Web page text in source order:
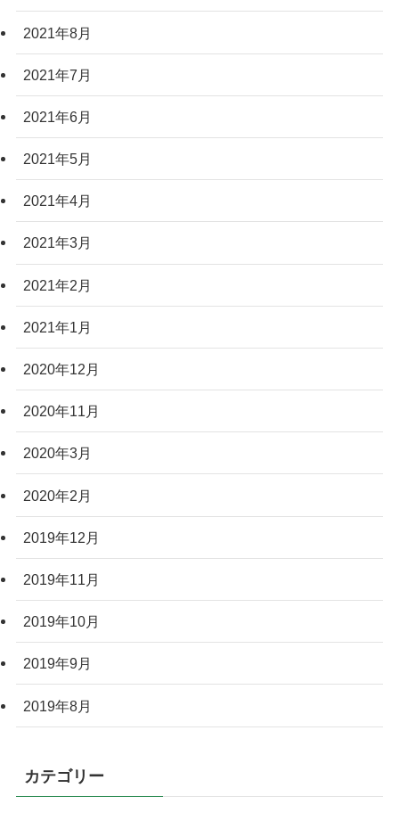
2021年8月
2021年7月
2021年6月
2021年5月
2021年4月
2021年3月
2021年2月
2021年1月
2020年12月
2020年11月
2020年3月
2020年2月
2019年12月
2019年11月
2019年10月
2019年9月
2019年8月
カテゴリー